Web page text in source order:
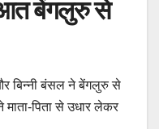
बेंगलुरु से
बिन्नी बंसल ने बेंगलुरु से
पिता से उधार लेकर